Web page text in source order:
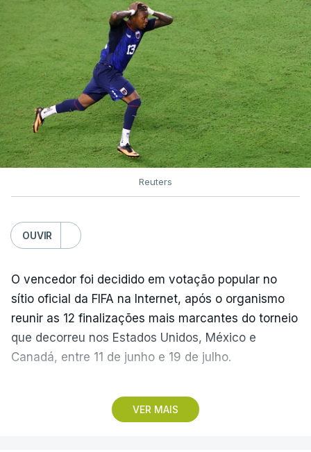
Reuters
OUVIR
VER MAIS
O vencedor foi decidido em votação popular no
sítio oficial da FIFA na Internet, após o organismo
reunir as 12 finalizações mais marcantes do torneio
que decorreu nos Estados Unidos, México e
Canadá, entre 11 de junho e 19 de julho.
Lopes Cabral conquistou o prémio graças ao
remate de pé direito que colocou a bola no ângulo